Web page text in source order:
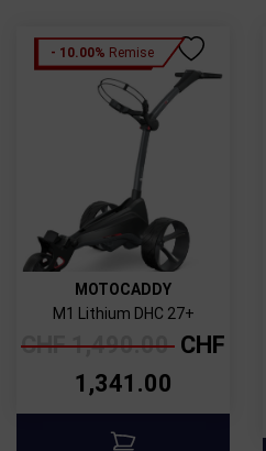
- 10.00% Remise
MOTOCADDY
M1 Lithium DHC 27+
CHF 1,490.00 CHF
1,341.00